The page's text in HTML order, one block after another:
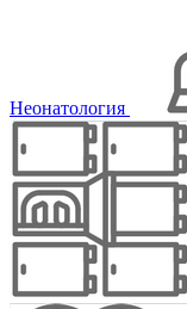
Неонатология